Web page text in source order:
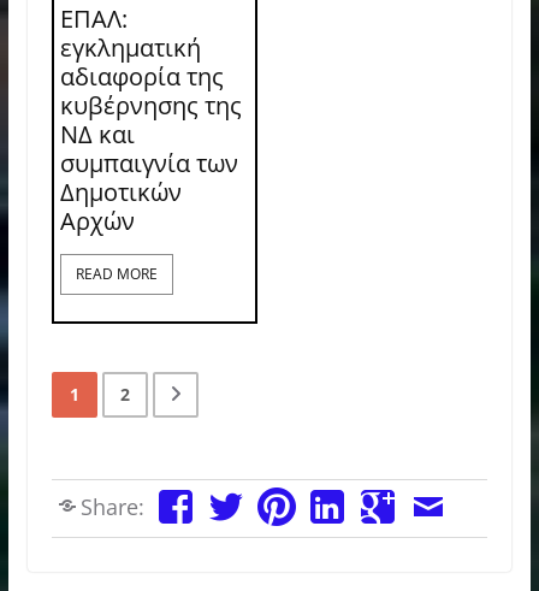
ΕΠΑΛ:
εγκληματική
αδιαφορία της
κυβέρνησης της
ΝΔ και
συμπαιγνία των
Δημοτικών
Αρχών
READ MORE
1 2
Share: